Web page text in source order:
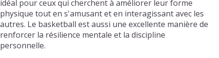
idéal pour ceux qui cherchent à améliorer leur forme
physique tout en s'amusant et en interagissant avec les
autres. Le basketball est aussi une excellente manière de
renforcer la résilience mentale et la discipline
personnelle.